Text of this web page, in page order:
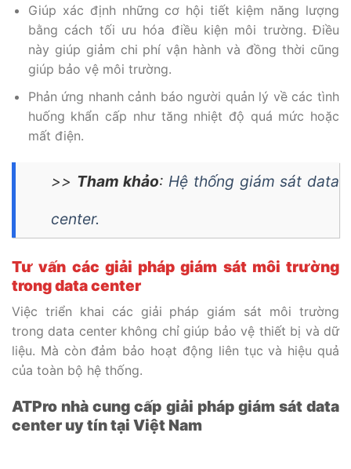
Giúp xác định những cơ hội tiết kiệm năng lượng
bằng cách tối ưu hóa điều kiện môi trường. Điều
này giúp giảm chi phí vận hành và đồng thời cũng
giúp bảo vệ môi trường.
Phản ứng nhanh cảnh báo người quản lý về các tình
huống khẩn cấp như tăng nhiệt độ quá mức hoặc
mất điện.
>> Tham khảo: Hệ thống giám sát data
center.
Tư vấn các giải pháp giám sát môi trường
trong data center
Việc triển khai các giải pháp giám sát môi trường
trong data center không chỉ giúp bảo vệ thiết bị và dữ
liệu. Mà còn đảm bảo hoạt động liên tục và hiệu quả
của toàn bộ hệ thống.
ATPro nhà cung cấp giải pháp giám sát data
center uy tín tại Việt Nam